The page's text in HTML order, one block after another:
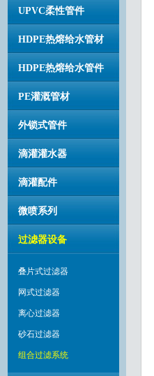
UPVC柔性管件
HDPE热熔给水管材
HDPE热熔给水管件
PE灌溉管材
外锁式管件
滴灌灌水器
滴灌配件
微喷系列
过滤器设备
叠片式过滤器
网式过滤器
离心过滤器
砂石过滤器
组合过滤系统